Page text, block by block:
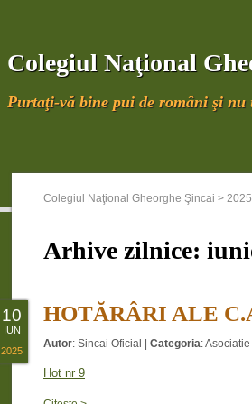
Colegiul Naţional
Purtaţi-vă bine pui de români şi
Colegiul Naţional Gheorghe Şincai > 2025
Arhive zilnice:
HOTĂRÂRI ALE
Autor: Sincai Oficial Categoria:Asociatie
Hot nr 9
10
IUN
2025